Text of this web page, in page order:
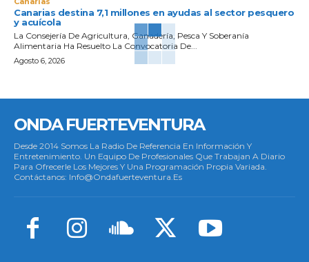
Canarias destina 7,1 millones en ayudas al sector pesquero
y acuícola
La Consejería De Agricultura, Ganadería, Pesca Y Soberanía
Alimentaria Ha Resuelto La Convocatoria De...
Agosto 6, 2026
ONDA FUERTEVENTURA
Desde 2014 Somos La Radio De Referencia En Información Y
Entretenimiento. Un Equipo De Profesionales Que Trabajan A Diario
Para Ofrecerle Los Mejores Y Una Programación Propia Variada.
Contáctanos: Info@ondafuerteventura.es